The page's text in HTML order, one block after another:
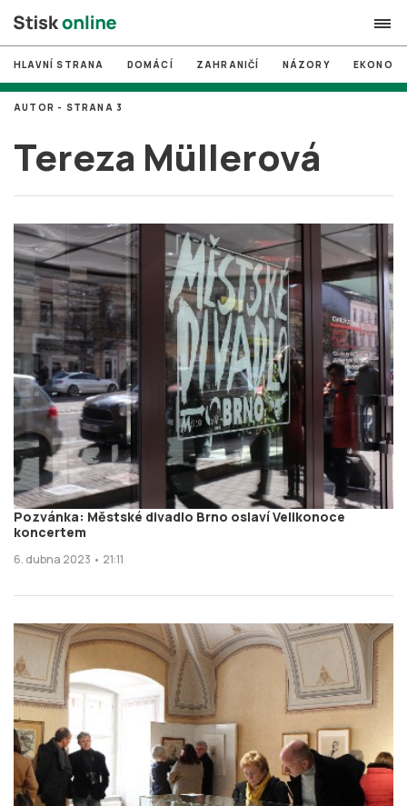
search
# MUNI
# Brno
# volby
login PŘIHLÁSIT SE
Zapomněli jste heslo?
Založit nový účet
HLAVNÍ STRANA DOMÁCÍ ZAHRANIČÍ NÁZORY
Tereza Müllerová
AUTOR - STRANA 3
Pozvánka: Městské divadlo Brno oslaví Velikonoce
koncertem
6. dubna 2023 • 21:11